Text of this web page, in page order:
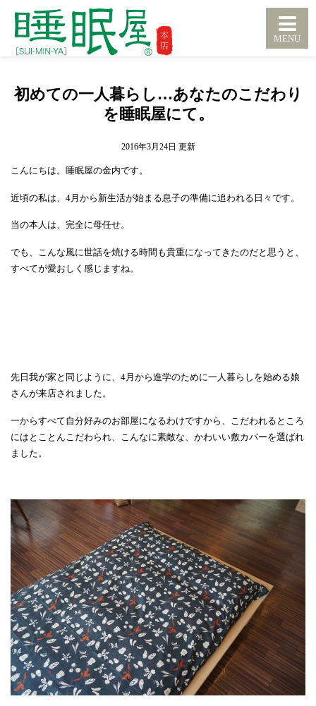
初めての一人暮らし…あなたのこだわり
を睡眠屋にて。
2016年3月24日
こんにちは。睡眠屋の金内です。
近頃の私は、4月から新生活が始まる息子の準備に追われる日々です。
当の本人は、完全に母任せ。
でも、こんな風に世話を焼ける時間も貴重になってきたのだと思うと、
すべてが愛おしく感じますね。
先日我が家と同じように、4月から進学のために一人暮らしを始める娘
さんが来店されました。
一からすべて自分好みのお部屋になるわけですから、こだわれるところ
にはとことんこだわられ、こんなに素敵な、かわいい敷カバーを選ばれ
ました。